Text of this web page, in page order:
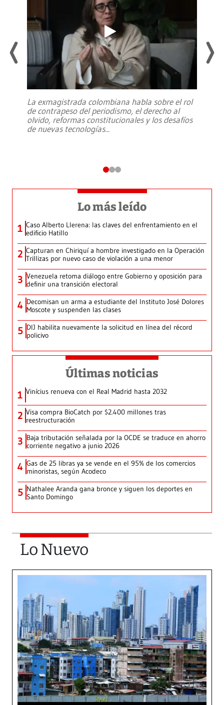
La exmagistrada colombiana habla sobre el rol
de contrapeso del periodismo, el derecho al
olvido, reformas constitucionales y los desafíos
de nuevas tecnologías...
Lo más leído
1 Caso Alberto Llerena: las claves del enfrentamiento en el
edificio Hatillo
2 Capturan en Chiriquí a hombre investigado en la Operación
Trillizas por nuevo caso de violación a una menor
3 Venezuela retoma diálogo entre Gobierno y oposición para
definir una transición electoral
4 Decomisan un arma a estudiante del Instituto José Dolores
Moscote y suspenden las clases
5 DIJ habilita nuevamente la solicitud en línea del récord
policivo
Últimas noticias
1 Vinícius renueva con el Real Madrid hasta 2032
2 Visa compra BioCatch por $2.400 millones tras
reestructuración
3 Baja tributación señalada por la OCDE se traduce en ahorro
corriente negativo a junio 2026
4 Gas de 25 libras ya se vende en el 95% de los comercios
minoristas, según Acodeco
5 Nathalee Aranda gana bronce y siguen los deportes en
Santo Domingo
Lo Nuevo